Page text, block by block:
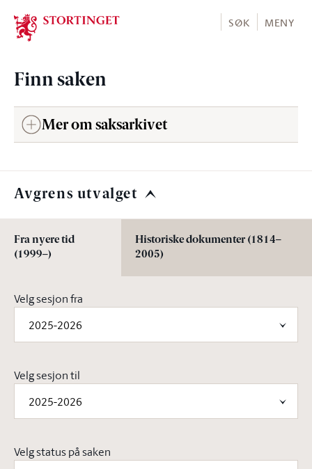
Stortinget.no
SØK MENY
Finn saken
Mer om saksarkivet
Avgrens utvalget
Fra nyere tid
(1999–)
Historiske dokumenter (1814–
2005)
Velg sesjon fra
2025-2026
Velg sesjon til
2025-2026
Velg status på saken